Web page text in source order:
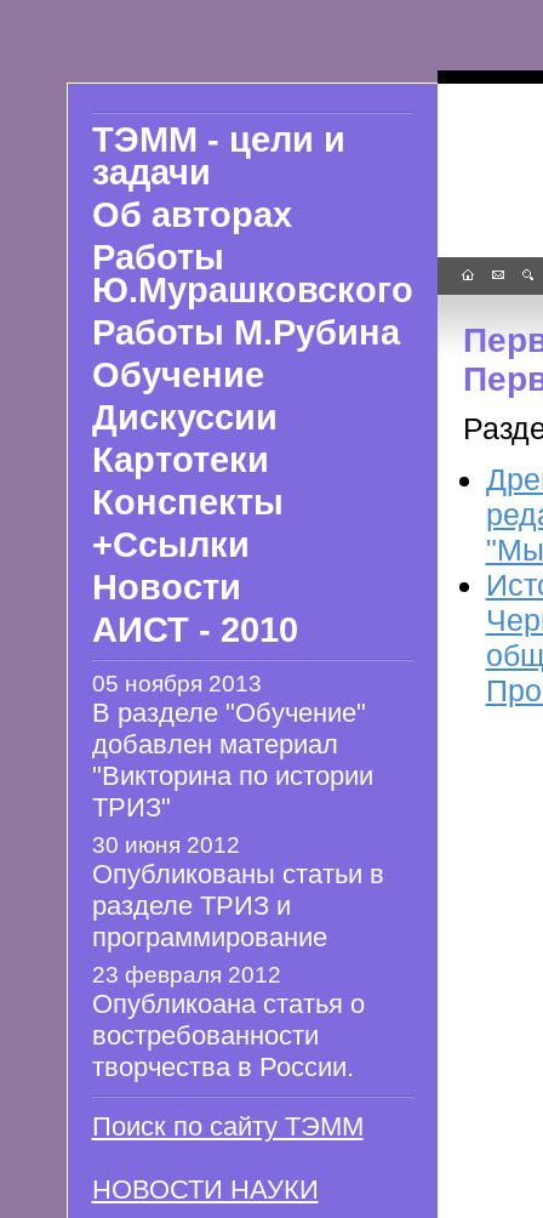
ТЭММ - цели и
задачи
Об авторах
Работы
Ю.Мурашковского
Работы М.Рубина
Обучение
Дискуссии
Картотеки
Конспекты
+Ссылки
Новости
АИСТ - 2010
05 ноября 2013
В разделе "Обучение"
добавлен материал
"Викторина по истории
ТРИЗ"
30 июня 2012
Опубликованы статьи в
разделе ТРИЗ и
программирование
23 февраля 2012
Опубликоана статья о
востребованности
творчества в России.
Поиск по сайту ТЭММ
НОВОСТИ НАУКИ